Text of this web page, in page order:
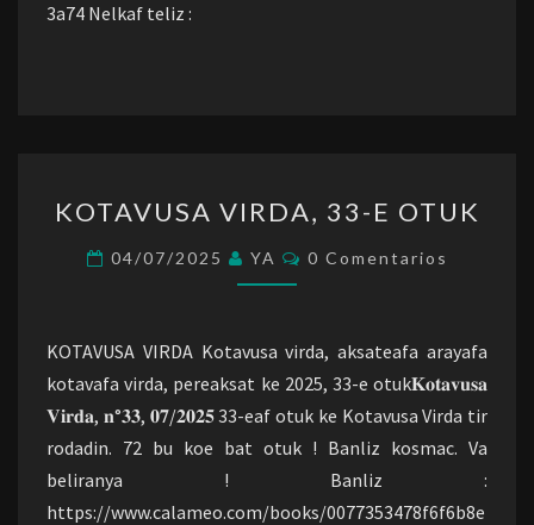
3a74 Nelkaf teliz :
VIRDA,
33-
E
KOTAVUSA VIRDA, 33-E OTUK
04/07/2025 YA Comentarios
0 Comentarios
KOTAVUSA VIRDA Kotavusa virda, aksateafa arayafa
kotavafa virda, pereaksat ke 2025, 33-e otuk𝐊𝐨𝐭𝐚𝐯𝐮𝐬𝐚
𝐕𝐢𝐫𝐝𝐚, 𝐧°𝟑𝟑, 𝟎𝟕/𝟐𝟎𝟐𝟓 33-eaf otuk ke Kotavusa Virda tir
rodadin. 72 bu koe bat otuk ! Banliz kosmac. Va
beliranya ! Banliz :
https://www.calameo.com/books/0077353478f6f6b8e